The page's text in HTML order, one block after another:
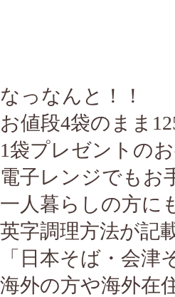
なっなんと！！
お値段4袋のまま
1袋プレゼントのお
電子レンジでもお
一人暮らしの方に
英字調理方法が記
「日本そば・会
海外の方や海外在